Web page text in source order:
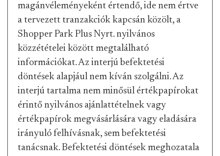
magánvéleményeként értendő, ide nem értve
a tervezett tranzakciók kapcsán közölt, a
Shopper Park Plus Nyrt. nyilvános
közzétételei között megtalálható
információkat. Az interjú befektetési
döntések alapjául nem kíván szolgálni. Az
interjú tartalma nem minősül értékpapírokat
érintő nyilvános ajánlattételnek vagy
értékpapírok megvásárlására vagy eladására
irányuló felhívásnak, sem befektetési
tanácsnak. Befektetési döntések meghozatala